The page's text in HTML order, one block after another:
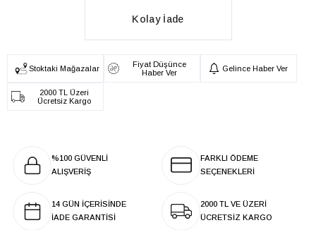
Kolay İade
Stoktaki Mağazalar
Fiyat Düşünce
Haber Ver
Gelince Haber Ver
2000 TL Üzeri
Ücretsiz Kargo
%100 GÜVENLİ
ALIŞVERİŞ
FARKLI ÖDEME
SEÇENEKLERİ
14 GÜN İÇERİSİNDE
İADE GARANTİSİ
2000 TL VE ÜZERİ
ÜCRETSİZ KARGO